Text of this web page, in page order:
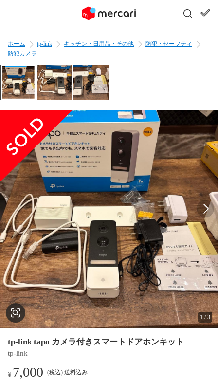
ホーム tp-link キッチン・日用品・その他
防犯・セーフティ
防犯カメラ
1 /3
tp-link tapo カメラ付きスマートドアホンキット
tp-link
¥7,000 (税込) 送料込み